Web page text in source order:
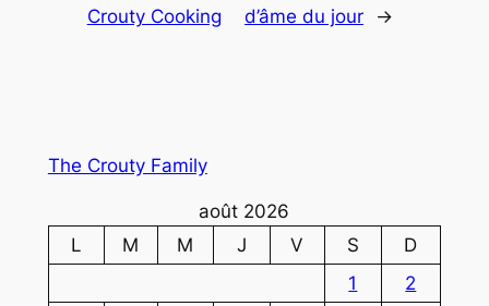
Crouty Cooking
d’âme du jour
→
The Crouty Family
août 2026
L
M M J V S
D
1
2